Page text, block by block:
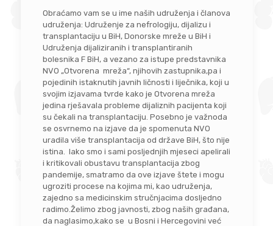
Obraćamo vam se u ime naših udruženja i članova
udruženja: Udruženje za nefrologiju, dijalizu i
transplantaciju u BiH, Donorske mreže u BiH i
Udruženja dijaliziranih i transplantiranih
bolesnika F BiH, a vezano za istupe predstavnika
NVO „Otvorena mreža“, njihovih zastupnika,pa i
pojedinih istaknutih javnih ličnosti i liječnika, koji u
svojim izjavama tvrde kako je Otvorena mreža
jedina rješavala probleme dijaliznih pacijenta koji
su čekali na transplantaciju. Posebno je važnoda
se osvrnemo na izjave da je spomenuta NVO
uradila više transplantacija od države BiH, što nije
istina. Iako smo i sami posljednjih mjeseci apelirali
i kritikovali obustavu transplantacija zbog
pandemije, smatramo da ove izjave štete i mogu
ugroziti procese na kojima mi, kao udruženja,
zajedno sa medicinskim stručnjacima dosljedno
radimo.Želimo zbog javnosti, zbog naših građana,
da naglasimo,kako se u Bosni i Hercegovini već